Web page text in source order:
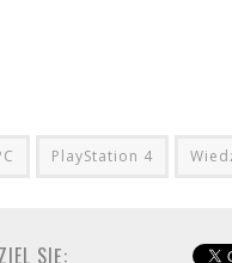
PlayStation 4
SIĘ: